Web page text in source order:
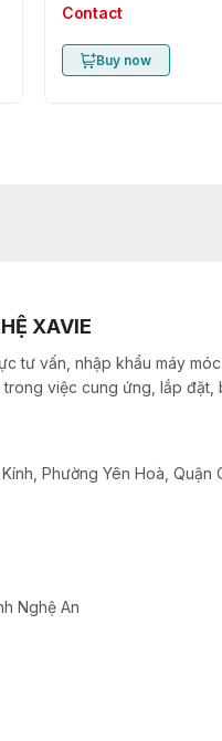
Contact
Buy now
XAVIE
tư vấn, nhập khẩu máy
việc cung ứng, lắp đặt,
Phường Yên Hoà, Quận
Nghệ An